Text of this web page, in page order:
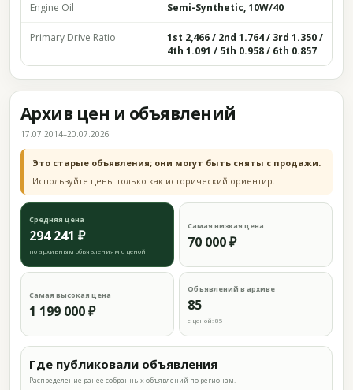
Engine Oil Semi-Synthetic, 10W/40
Primary Drive Ratio
1st 2,466 / 2nd 1.764 / 3rd 1.350 /
4th 1.091 / 5th 0.958 / 6th 0.857
Архив цен и объявлений
17.07.2014–20.07.2026
Это старые объявления; они могут быть сняты с продажи.
Используйте цены только как исторический ориентир.
Средняя цена
294 241 ₽
по архивным объявлениям с ценой
Самая низкая цена
70 000 ₽
Самая высокая цена
1 199 000 ₽
Объявлений в архиве
85
с ценой: 85
Где публиковали объявления
Распределение ранее собранных объявлений по регионам.